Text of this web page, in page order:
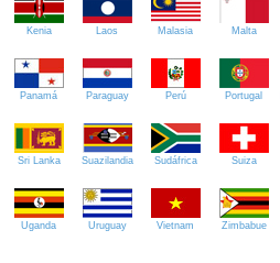
Kenia Laos Malasia Malta
Panamá Paraguay Perú Portugal
Sri Lanka Suazilandia Sudáfrica Suiza
Uganda Uruguay Vietnam Zimbabue